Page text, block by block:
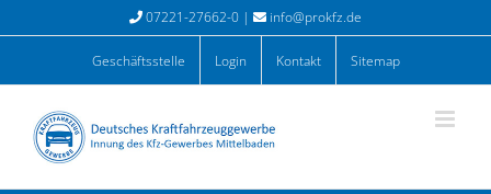
Inhalt
07221-27662-0 | info@prokfz.de
Geschäftsstelle Login Kontakt Sitemap